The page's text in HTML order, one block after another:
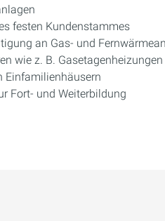
festen Kundenstammes
an Gas- und
wie z. B.
Einfamilienhäusern
Fort- und Weiterbildung